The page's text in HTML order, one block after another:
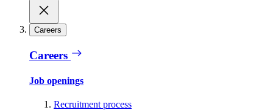
Careers
Careers
Job openings
Recruitment process